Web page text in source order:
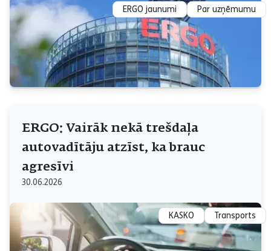
ERGO jaunumi Par uzņēmumu
KASKO Transports
ERGO: Vairāk nekā trešdaļa
autovadītāju atzīst, ka brauc
agresīvi
30.06.2026